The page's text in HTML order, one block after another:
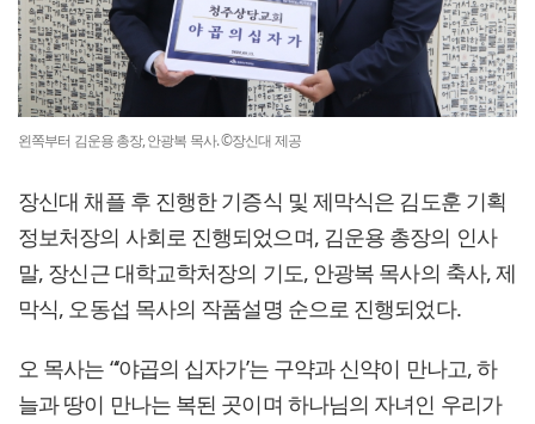
왼쪽부터 김운용 총장, 안광복 목사. ©장신대 제공
장신대 채플 후 진행한 기증식 및 제막식은 김도훈 기획
정보처장의 사회로 진행되었으며, 김운용 총장의 인사
말, 장신근 대학교학처장의 기도, 안광복 목사의 축사, 제
막식, 오동섭 목사의 작품설명 순으로 진행되었다.
오 목사는 “‘야곱의 십자가’는 구약과 신약이 만나고, 하
늘과 땅이 만나는 복된 곳이며 하나님의 자녀인 우리가